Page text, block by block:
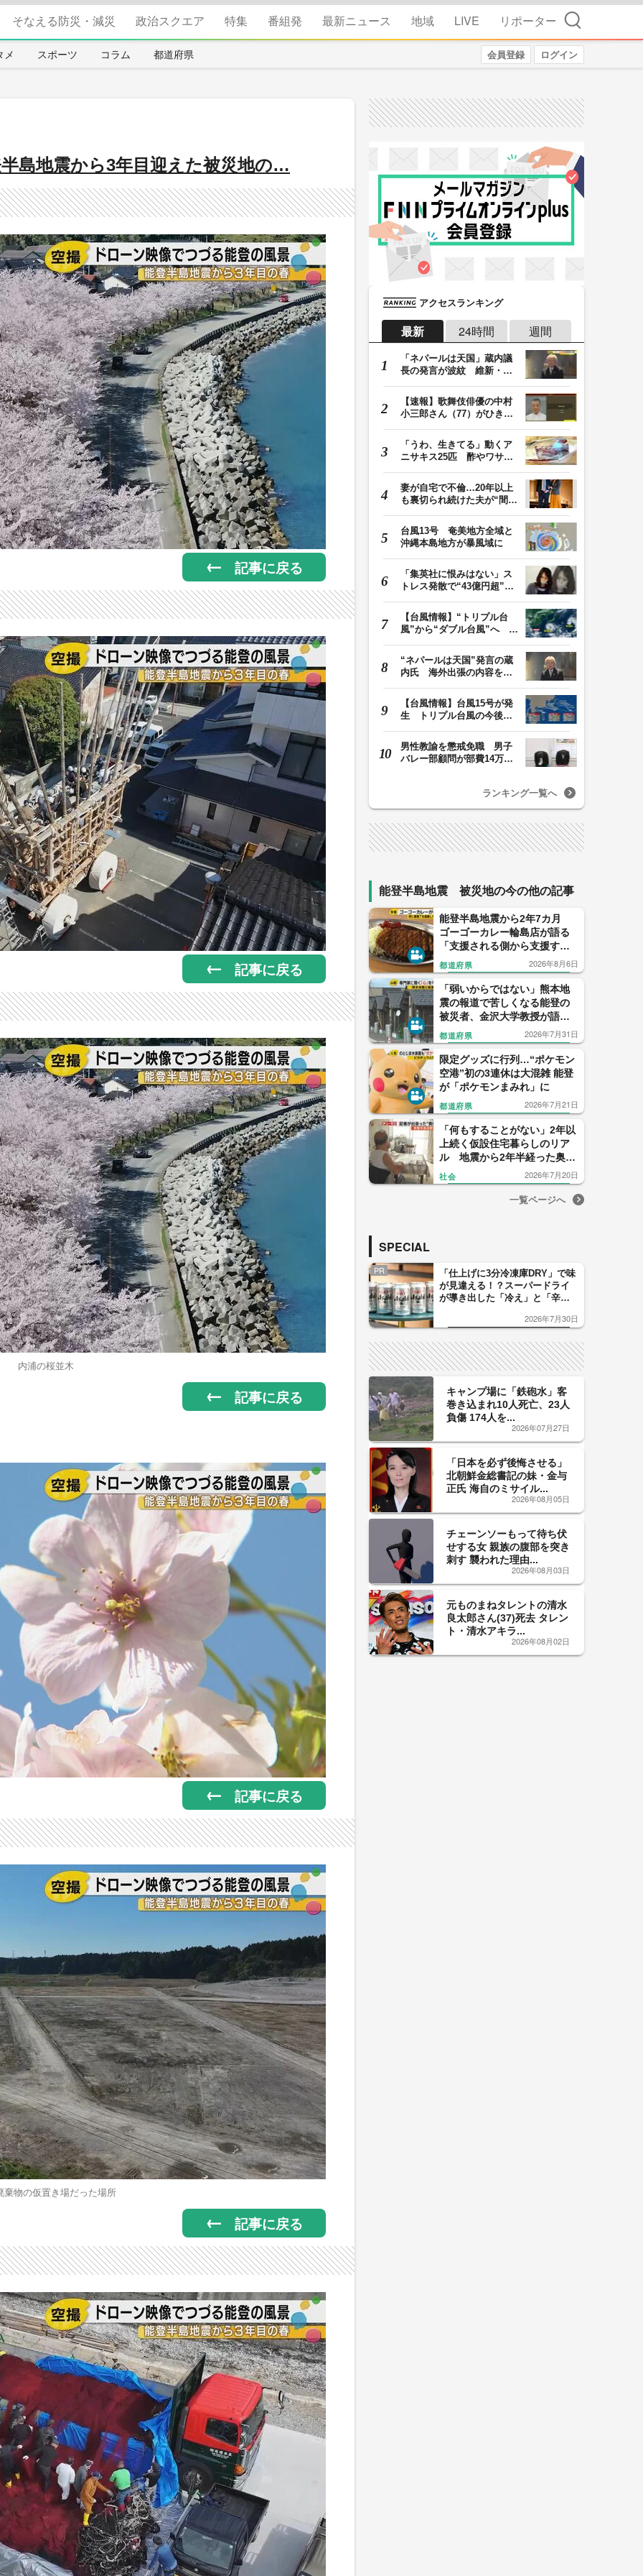
そなえる防災・減災 政治スクエア 特集 番組発 最新ニュース 地域 LIVE リポーター 検索
メ スポーツ コラム 都道府県 会員登録 ログイン
島地震から3年目迎えた被災地の…
記事に戻る
記事に戻る
内浦の桜並木
記事に戻る
記事に戻る
棄物の仮置き場だった場所
記事に戻る
アクセスランキング
最新 24時間 週間
「ネパールは天国」蔵内議
長の発言が波紋 維新・吉
【速報】歌舞伎俳優の中村
小三郎さん（77）がひき逃
「うわ、生きてる」動くア
ニサキス25匹 酢やワサビ
妻が自宅で不倫…20年以上
も裏切られ続けた夫が“間
台風13号 奄美地方全域と
沖縄本島地方が暴風域に
「集英社に恨みはない」ス
トレス発散で“43億円超”の
【台風情報】“トリプル台
風”から“ダブル台風”へ 13
“ネパールは天国”発言の蔵
内氏 海外出張の内容を説
【台風情報】台風15号が発
生 トリプル台風の今後の
男性教諭を懲戒免職 男子
バレー部顧問が部費14万円
ランキング一覧へ
能登半島地震 被災地の今の他の記事
能登半島地震から2年7カ月
ゴーゴーカレー輪島店が語る
「支援される側から支援する
側へ」
都道府県 2026年8月6日
「弱いからではない」熊本地
震の報道で苦しくなる能登の
被災者、金沢大学教授が語る
「脳の正常な働き」
都道府県 2026年7月31日
限定グッズに行列…“ポケモン
空港”初の3連休は大混雑 能登
が「ポケモンまみれ」に
都道府県 2026年7月21日
「何もすることがない」2年以
上続く仮設住宅暮らしのリア
ル 地震から2年半経った奥能
登の人々を記者が取材
社会 2026年7月20日
一覧ページへ
SPECIAL
PR
「仕上げに3分冷凍庫DRY」で味
が見違える！？スーパードライ
が導き出した「冷え」と「辛
した「辛口カーブ」が飲み頃の
2026年7月30日
キャンプ場に「鉄砲水」客
巻き込まれ10人死亡、23人
負傷 174人を...
2026年07月27日
「日本を必ず後悔させる」
北朝鮮金総書記の妹・金与
正氏 海自のミサイル...
2026年08月05日
チェーンソーもって待ち伏
せする女 親族の腹部を突き
刺す 襲われた理由...
2026年08月03日
元ものまねタレントの清水
良太郎さん(37)死去 タレン
ト・清水アキラ...
2026年08月02日